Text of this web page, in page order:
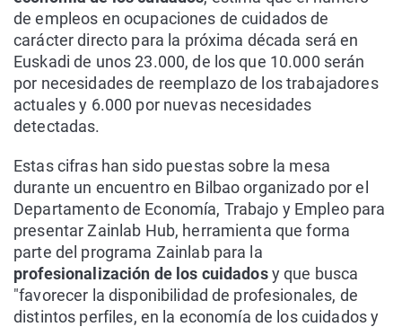
de empleos en ocupaciones de cuidados de
carácter directo para la próxima década será en
Euskadi de unos 23.000, de los que 10.000 serán
por necesidades de reemplazo de los trabajadores
actuales y 6.000 por nuevas necesidades
detectadas.
Estas cifras han sido puestas sobre la mesa
durante un encuentro en Bilbao organizado por el
Departamento de Economía, Trabajo y Empleo para
presentar Zainlab Hub, herramienta que forma
parte del programa Zainlab para la
profesionalización de los cuidadosy que busca
"favorecer la disponibilidad de profesionales, de
distintos perfiles, en la economía de los cuidados y